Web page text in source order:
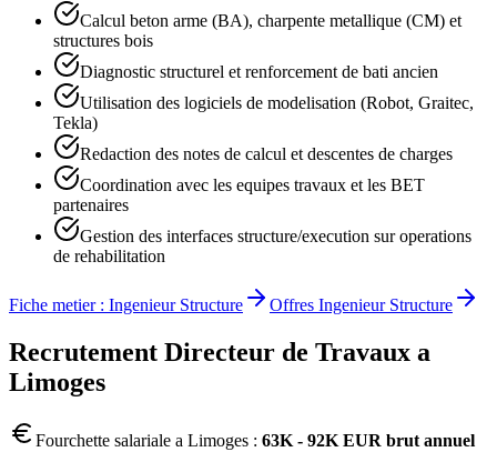
Calcul beton arme (BA), charpente metallique (CM) et
structures bois
Diagnostic structurel et renforcement de bati ancien
Utilisation des logiciels de modelisation (Robot, Graitec,
Tekla)
Redaction des notes de calcul et descentes de charges
Coordination avec les equipes travaux et les BET
partenaires
Gestion des interfaces structure/execution sur operations
de rehabilitation
Fiche metier : Ingenieur Structure Offres Ingenieur Structure
Recrutement Directeur de Travaux a
Limoges
Fourchette salariale a Limoges : 63K - 92K EUR brut annuel